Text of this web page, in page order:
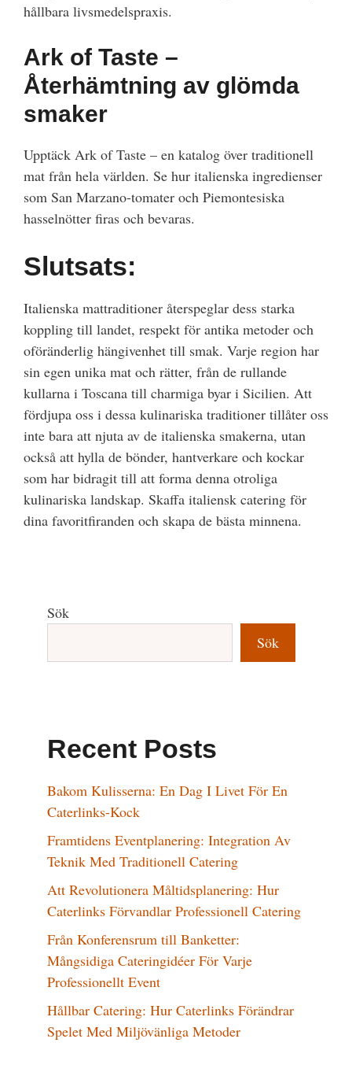
hållbara livsmedelspraxis.
Ark of Taste –
Återhämtning av glömda
smaker
Upptäck Ark of Taste – en katalog över traditionell
mat från hela världen. Se hur italienska ingredienser
som San Marzano-tomater och Piemontesiska
hasselnötter firas och bevaras.
Slutsats:
Italienska mattraditioner återspeglar dess starka
koppling till landet, respekt för antika metoder och
oföränderlig hängivenhet till smak. Varje region har
sin egen unika mat och rätter, från de rullande
kullarna i Toscana till charmiga byar i Sicilien. Att
fördjupa oss i dessa kulinariska traditioner tillåter oss
inte bara att njuta av de italienska smakerna, utan
också att hylla de bönder, hantverkare och kockar
som har bidragit till att forma denna otroliga
kulinariska landskap. Skaffa italiensk catering för
dina favoritfiranden och skapa de bästa minnena.
Sök
Sök
Recent Posts
Bakom Kulisserna: En Dag I Livet För En
Caterlinks-Kock
Framtidens Eventplanering: Integration Av
Teknik Med Traditionell Catering
Att Revolutionera Måltidsplanering: Hur
Caterlinks Förvandlar Professionell Catering
Från Konferensrum till Banketter:
Mångsidiga Cateringidéer För Varje
Professionellt Event
Hållbar Catering: Hur Caterlinks Förändrar
Spelet Med Miljövänliga Metoder